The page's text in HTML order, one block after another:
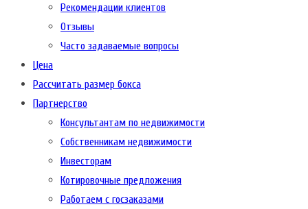
Рекомендации клиентов
Отзывы
Часто задаваемые вопросы
Цена
Рассчитать размер бокса
Партнерство
Консультантам по недвижимости
Собственникам недвижимости
Инвесторам
Котировочные предложения
Работаем с госзаказами